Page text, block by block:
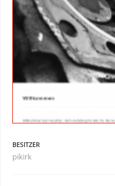
BESITZER
pikirk